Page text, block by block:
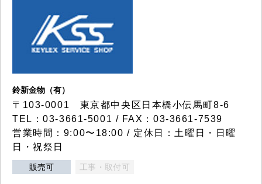
鈴新金物（有）
〒103-0001 東京都中央区日本橋小伝馬町8-6
TEL：03-3661-5001 / FAX：03-3661-7539
営業時間：9:00〜18:00 / 定休日：土曜日・日曜
日・祝祭日
販売可 工事・取付可